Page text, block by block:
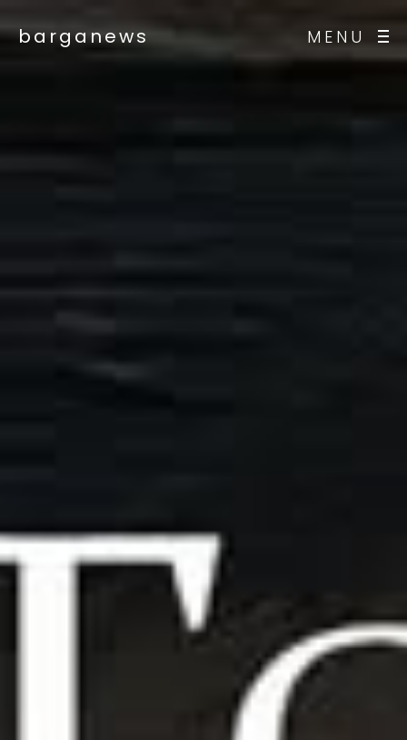
MENU
barganews